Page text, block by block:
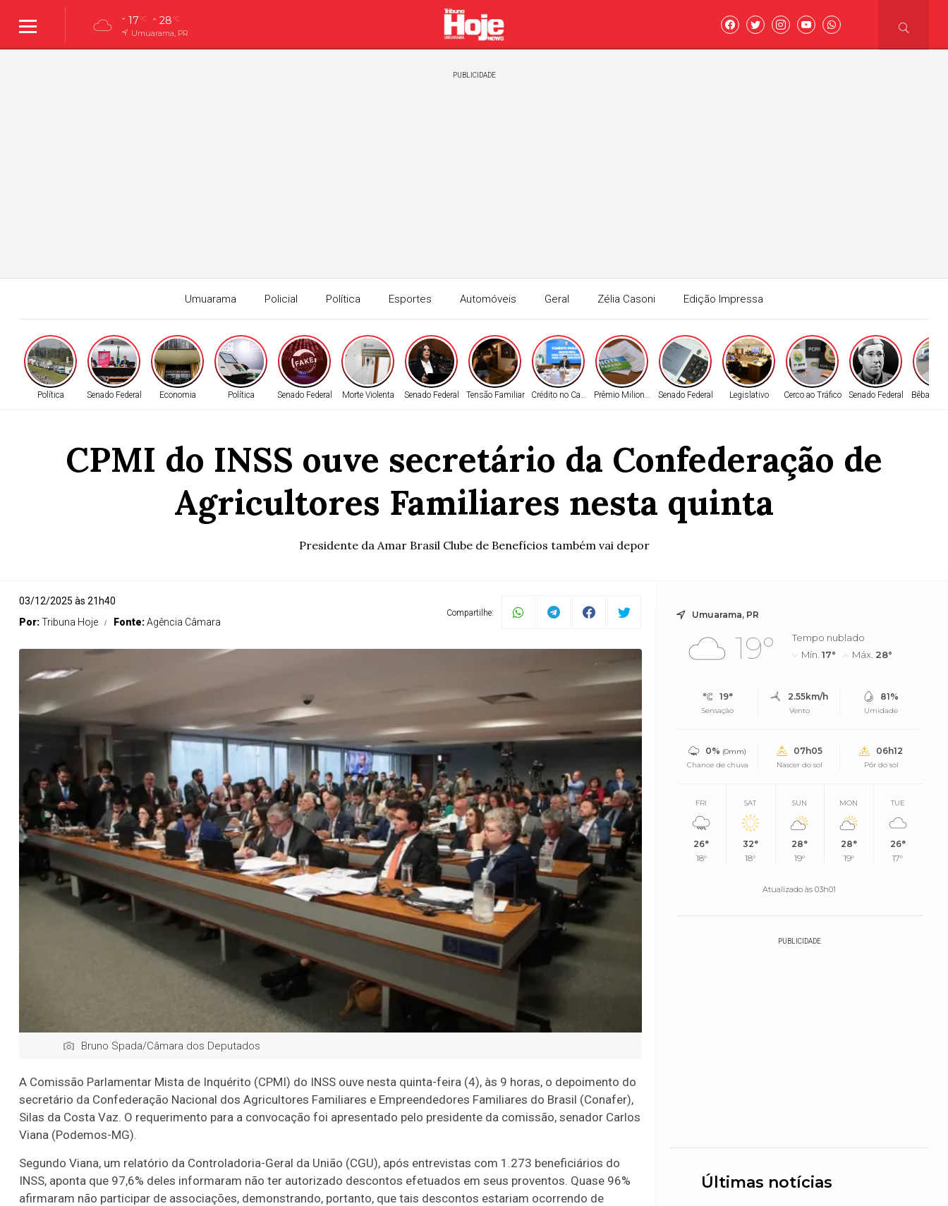
17°C 28°C
Umuarama, PR
PUBLICIDADE
Umuarama Policial Política Esportes Automóveis Geral Zélia Casoni Edição Impressa
Política Senado Federal Economia Política Senado Federal Morte Violenta Senado Federal Tensão Familiar Crédito no CampoPrêmio Milionário Senado Federal Legislativo Cerco ao Tráfico Senado Federal Bêbado
CPMI do INSS ouve secretário da Confederação de
Agricultores Familiares nesta quinta
Presidente da Amar Brasil Clube de Benefícios também vai depor
03/12/2025 às 21h40
Por:Tribuna Hoje Fonte:Agência Câmara
Compartilhe:
Bruno Spada/Câmara dos Deputados
A Comissão Parlamentar Mista de Inquérito (CPMI) do INSS ouve nesta quinta-feira (4), às 9 horas, o depoimento do
secretário da Confederação Nacional dos Agricultores Familiares e Empreendedores Familiares do Brasil (Conafer),
Silas da Costa Vaz. O requerimento para a convocação foi apresentado pelo presidente da comissão, senador Carlos
Viana (Podemos-MG).
Segundo Viana, um relatório da Controladoria-Geral da União (CGU), após entrevistas com 1.273 beneficiários do
INSS, aponta que 97,6% deles informaram não ter autorizado descontos efetuados em seus proventos. Quase 96%
afirmaram não participar de associações, demonstrando, portanto, que tais descontos estariam ocorrendo de
Umuarama, PR
19°
Tempo nublado
Mín.17° Máx. 28°
19°
Sensação
2.55km/h
Vento
81%
Umidade
0% (0mm)
Chance de chuva
07h05
Nascer do sol
06h12
Pôr do sol
FRI
26°
18°
SAT
32°
18°
SUN
28°
19°
MON
28°
19°
TUE
26°
17°
Atualizado às 03h01
PUBLICIDADE
Últimas notícias